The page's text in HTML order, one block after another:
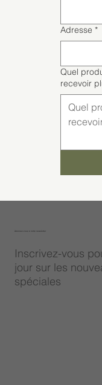
Adresse *
Quel
recevoir
Inscrivez-vous
jour sur les
spéciales
Abonnez-vous à notre newsletter